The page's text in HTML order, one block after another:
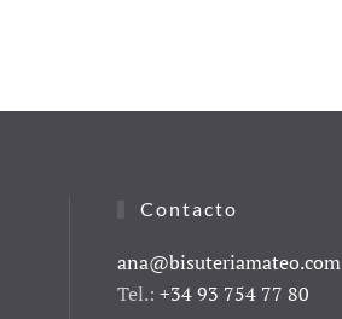
Contacto
ana@bisuteriamateo.com
Tel.: +34 93 754 77 80